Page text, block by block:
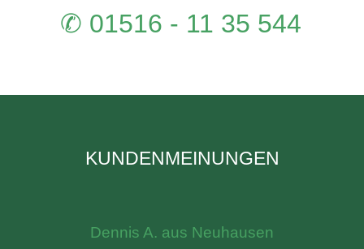
✆ 01516 - 11 35 544
KUNDENMEINUNGEN
Dennis A. aus Neuhausen